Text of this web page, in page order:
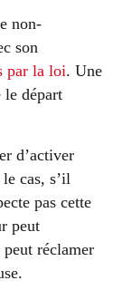
non-
son
par la loi. Une
le départ
d’activer
cas, s’il
pas cette
peut
réclamer